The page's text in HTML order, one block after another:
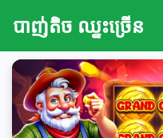
បាញ់តិច ឈ្នះច្រើន